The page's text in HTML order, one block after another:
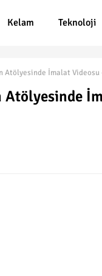
Kelam Teknoloji
Atölyesinde İmalat
Atölyesinde